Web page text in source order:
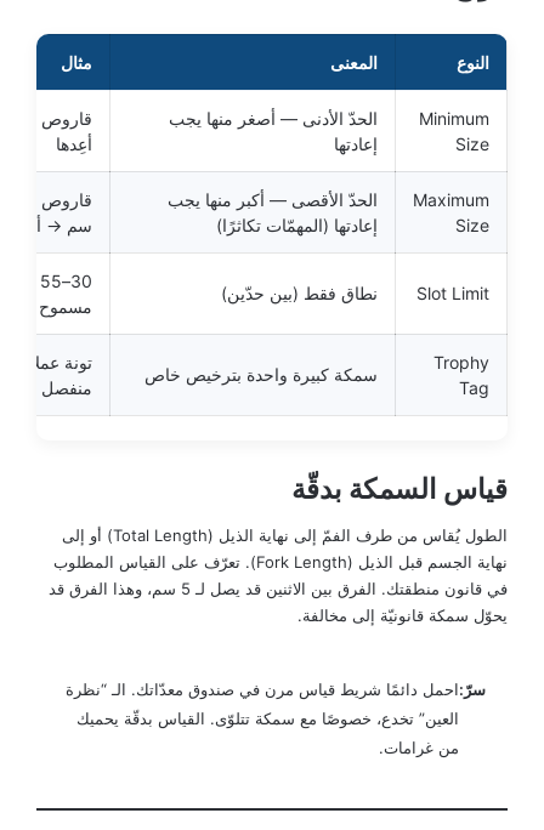
النوع المعنى مثال
Minimum
Size
الحدّ الأدنى — أصغر منها يجب
إعادتها
أعِدها
Maximum
Size
الحدّ الأقصى — أكبر منها يجب
إعادتها (المهمّات تكاثرًا)
سم → أعِدها
Slot Limit نطاق فقط (بين حدّين)
مسموح
Trophy
Tag
سمكة كبيرة واحدة بترخيص خاص
منفصل
قياس السمكة بدقّة
الطول يُقاس من طرف الفمّ إلى نهاية الذيل (Total Length) أو إلى
نهاية الجسم قبل الذيل (Fork Length). تعرّف على القياس المطلوب
في قانون منطقتك. الفرق بين الاثنين قد يصل لـ 5 سم، وهذا الفرق قد
يحوّل سمكة قانونيّة إلى مخالفة.
سرّ:احمل دائمًا شريط قياس مرن في صندوق معدّاتك. الـ “نظرة
العين” تخدع، خصوصًا مع سمكة تتلوّى. القياس بدقّة يحميك
من غرامات.